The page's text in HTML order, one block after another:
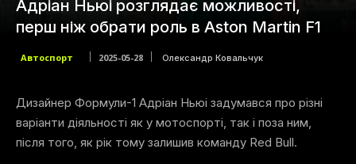
Адріан Ньюі розглядає можливості,
перш ніж обрати роль в Aston Martin F1
Автоспорт 2025-05-28 Олександр Ковальчук
Дизайнер Формули-1 Адріан Ньюі задумався про різні
варіанти діяльності як у мотоспорті, так і поза ним,
після того, як рік тому залишив команду Red Bull.